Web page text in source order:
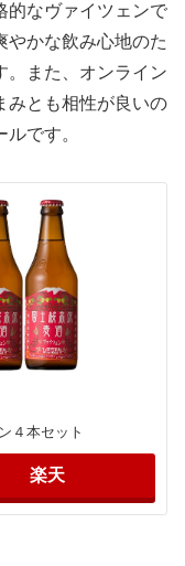
的なヴァイツェンで
やかな飲み心地のた
。また、オンライン
みとも相性が良いの
です。
４本セット
楽天